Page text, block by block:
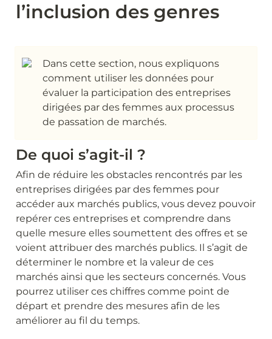
l’inclusion des genres
Dans cette section, nous expliquons
comment utiliser les données pour
évaluer la participation des entreprises
dirigées par des femmes aux processus
de passation de marchés.
De quoi s’agit-il ?
Afin de réduire les obstacles rencontrés par les
entreprises dirigées par des femmes pour
accéder aux marchés publics, vous devez pouvoir
repérer ces entreprises et comprendre dans
quelle mesure elles soumettent des offres et se
voient attribuer des marchés publics. Il s’agit de
déterminer le nombre et la valeur de ces
marchés ainsi que les secteurs concernés. Vous
pourrez utiliser ces chiffres comme point de
départ et prendre des mesures afin de les
améliorer au fil du temps.